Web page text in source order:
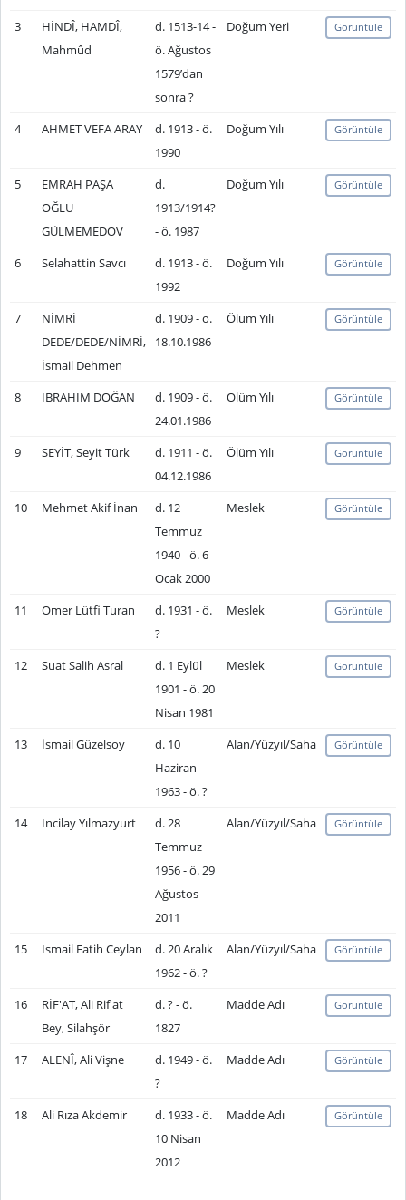
3
HİNDÎ, HAMDÎ,
Mahmûd
d. 1513-14 -
ö. Ağustos
1579’dan
sonra ?
Doğum Yeri Görüntüle
4 AHMET VEFA ARAY
d. 1913 - ö.
1990
Doğum Yılı Görüntüle
5
EMRAH PAŞA
OĞLU
GÜLMEMEDOV
d.
1913/1914?
- ö. 1987
Doğum Yılı Görüntüle
6 Selahattin Savcı
d. 1913 - ö.
1992
Doğum Yılı Görüntüle
7
NİMRİ
DEDE/DEDE/NİMRİ,
İsmail Dehmen
d. 1909 - ö.
18.10.1986
Ölüm Yılı Görüntüle
8 İBRAHİM DOĞAN
d. 1909 - ö.
24.01.1986
Ölüm Yılı Görüntüle
9 SEYİT, Seyit Türk
d. 1911 - ö.
04.12.1986
Ölüm Yılı Görüntüle
10 Mehmet Akif İnan
d. 12
Temmuz
1940 - ö. 6
Ocak 2000
Meslek Görüntüle
11 Ömer Lütfi Turan
d. 1931 - ö.
?
Meslek Görüntüle
12 Suat Salih Asral
d. 1 Eylül
1901 - ö. 20
Nisan 1981
Meslek Görüntüle
13 İsmail Güzelsoy
d. 10
Haziran
1963 - ö. ?
Alan/Yüzyıl/Saha Görüntüle
14 İncilay Yılmazyurt
d. 28
Temmuz
1956 - ö. 29
Ağustos
2011
Alan/Yüzyıl/Saha Görüntüle
15 İsmail Fatih Ceylan
d. 20 Aralık
1962 - ö. ?
Alan/Yüzyıl/Saha Görüntüle
16
RİF'AT, Ali Rif'at
Bey, Silahşör
d. ? - ö.
1827
Madde Adı Görüntüle
17 ALENÎ, Ali Vişne
d. 1949 - ö.
?
Madde Adı Görüntüle
18 Ali Rıza Akdemir
d. 1933 - ö.
10 Nisan
2012
Madde Adı Görüntüle